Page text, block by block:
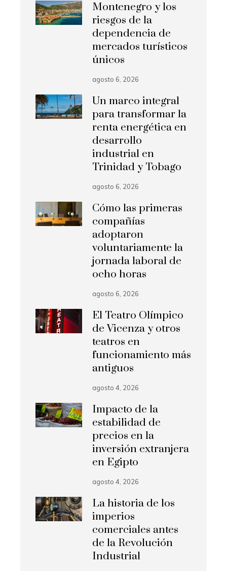
Montenegro y los
riesgos de la
dependencia de
mercados turísticos
únicos
agosto 6, 2026
Un marco integral
para transformar la
renta energética en
desarrollo
industrial en
Trinidad y Tobago
agosto 6, 2026
Cómo las primeras
compañías
adoptaron
voluntariamente la
jornada laboral de
ocho horas
agosto 6, 2026
El Teatro Olímpico
de Vicenza y otros
teatros en
funcionamiento más
antiguos
agosto 4, 2026
Impacto de la
estabilidad de
precios en la
inversión extranjera
en Egipto
agosto 4, 2026
La historia de los
imperios
comerciales antes
de la Revolución
Industrial